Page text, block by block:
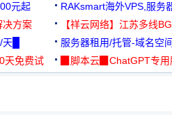
用★
元起
RAKsmart海外VPS,服
用★
决方案
【祥云网络】江苏多线
█
服务器租用/托管-域名空
免费试
▉脚本云▉ChatGPT专用